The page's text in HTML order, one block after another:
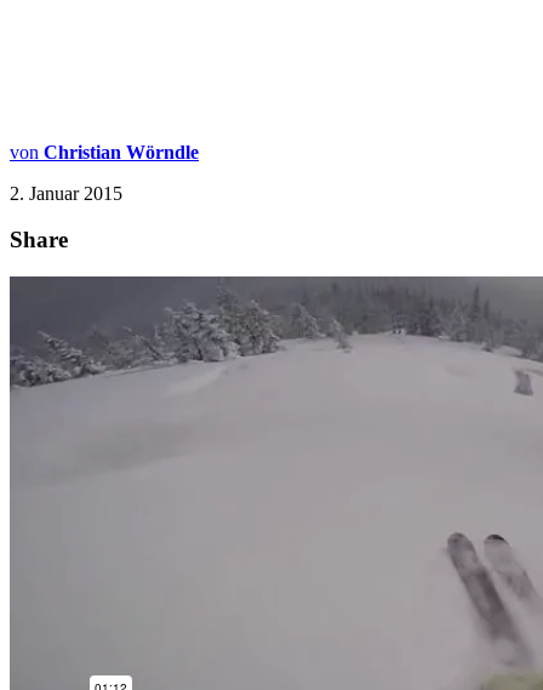
von Christian Wörndle
2. Januar 2015
Share